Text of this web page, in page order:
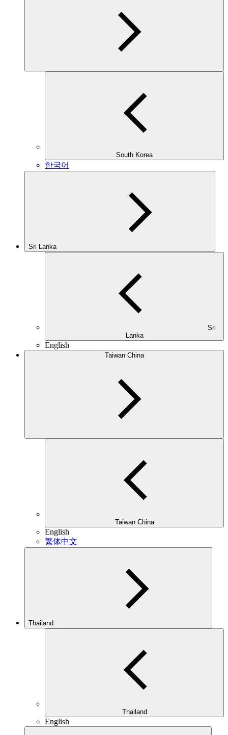
South Korea
한국어
Sri Lanka
Lanka
English
Taiwan China
Taiwan China
English
繁体中文
Thailand
Thailand
English